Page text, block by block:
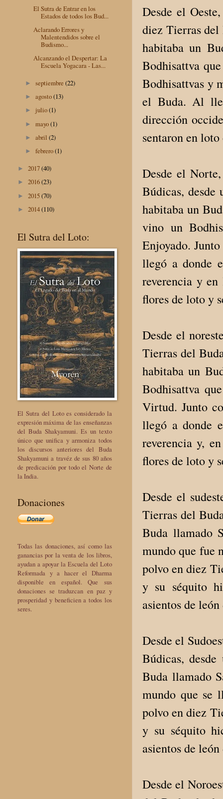
Desde el
diez Tierras del
habitaba un
Bodhisattva
Bodhisattvas y
el Buda. Al
dirección
sentaron en
Desde el
Búdicas,
habitaba un
vino un
Enjoyado.
llegó a donde
reverencia y
flores de loto y
Desde el
Tierras del
habitaba un
Bodhisattva
Virtud. Junto
llegó a donde
reverencia y,
flores de loto y
Desde el
Tierras del
Buda llamado
mundo que fue
polvo en diez
y su séquito
asientos de
Desde el
Búdicas,
Buda llamado
mundo que se
polvo en diez
y su séquito
asientos de
Desde el
El Sutra de Entrar en los
Estados de todos los Bud...
Aclarando Errores y
Malentendidos sobre el
Budismo...
Alcanzando el Despertar: La
Escuela Yogacara - Las...
►septiembre(22)
►agosto(13)
► julio(1)
►mayo(1)
►abril(2)
►febrero(1)
► 2017(40)
► 2016(23)
► 2015(70)
► 2014(110)
El Sutra del Loto:
El Sutra del Loto es considerado la
expresión máxima de las enseñanzas
del Buda Shakyamuni. Es un texto
único que unifica y armoniza todos
los discursos anteriores del Buda
Shakyamuni a travéz de sus 80 años
de predicación por todo el Norte de
la India.
Donaciones
Todas las donaciones, así como las
ganancias por la venta de los libros,
ayudan a apoyar la Escuela del Loto
Reformada y a hacer el Dharma
disponible en español. Que sus
donaciones se traduzcan en paz y
prosperidad y beneficien a todos los
seres.